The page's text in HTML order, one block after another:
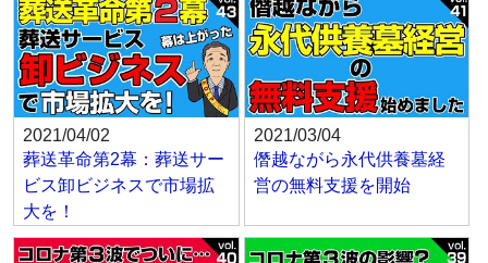
2021/04/02
葬送革命第2幕：葬送サー
ビス卸ビジネスで市場拡
大を！
2021/03/04
僭越ながら永代供養墓経
営の無料支援を開始